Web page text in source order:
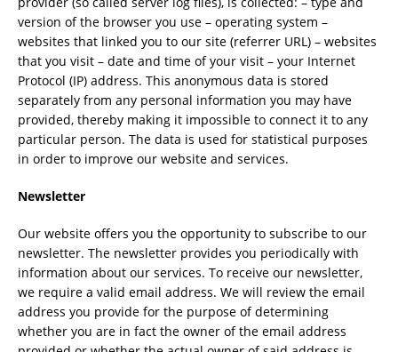
version of the browser you use – operating system –
websites that linked you to our site (referrer URL) – websites
that you visit – date and time of your visit – your Internet
Protocol (IP) address. This anonymous data is stored
separately from any personal information you may have
provided, thereby making it impossible to connect it to any
particular person. The data is used for statistical purposes
in order to improve our website and services.
Newsletter
Our website offers you the opportunity to subscribe to our
newsletter. The newsletter provides you periodically with
information about our services. To receive our newsletter,
we require a valid email address. We will review the email
address you provide for the purpose of determining
whether you are in fact the owner of the email address